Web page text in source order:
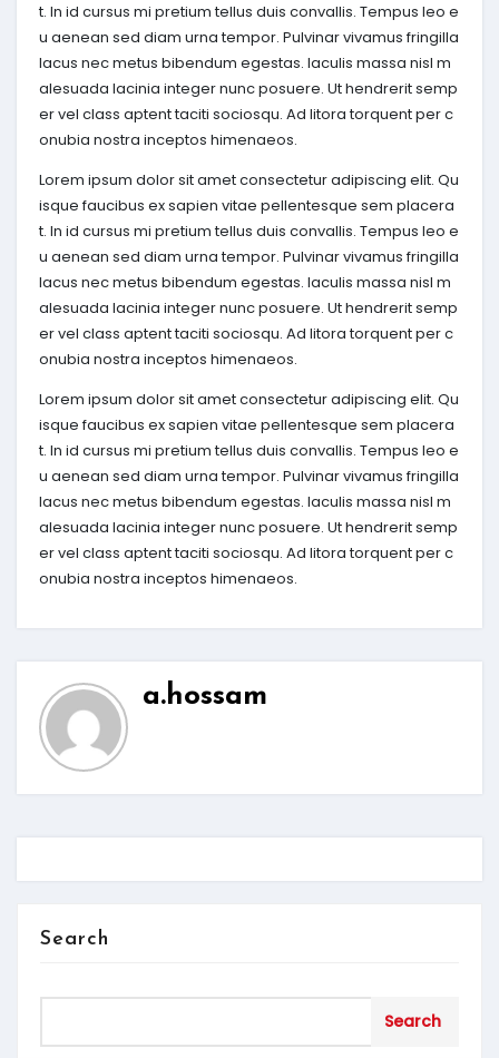
t. In id cursus mi pretium tellus duis convallis. Tempus leo e
u aenean sed diam urna tempor. Pulvinar vivamus fringilla
lacus nec metus bibendum egestas. Iaculis massa nisl m
alesuada lacinia integer nunc posuere. Ut hendrerit semp
er vel class aptent taciti sociosqu. Ad litora torquent per c
onubia nostra inceptos himenaeos.
Lorem ipsum dolor sit amet consectetur adipiscing elit. Qu
isque faucibus ex sapien vitae pellentesque sem placera
t. In id cursus mi pretium tellus duis convallis. Tempus leo e
u aenean sed diam urna tempor. Pulvinar vivamus fringilla
lacus nec metus bibendum egestas. Iaculis massa nisl m
alesuada lacinia integer nunc posuere. Ut hendrerit semp
er vel class aptent taciti sociosqu. Ad litora torquent per c
onubia nostra inceptos himenaeos.
Lorem ipsum dolor sit amet consectetur adipiscing elit. Qu
isque faucibus ex sapien vitae pellentesque sem placera
t. In id cursus mi pretium tellus duis convallis. Tempus leo e
u aenean sed diam urna tempor. Pulvinar vivamus fringilla
lacus nec metus bibendum egestas. Iaculis massa nisl m
alesuada lacinia integer nunc posuere. Ut hendrerit semp
er vel class aptent taciti sociosqu. Ad litora torquent per c
onubia nostra inceptos himenaeos.
a.hossam
Search
Search